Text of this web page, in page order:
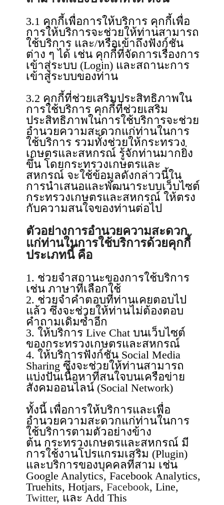
3.1 คุกกี้เพื่อการให้บริการ คุกกี้เพื่อ
การให้บริการจะช่วยให้ท่านสามารถ
ใช้บริการ และ/หรือเข้าถึงฟังก์ชัน
ต่าง ๆ ได้ เช่น คุกกี้ที่จัดการเรื่องการ
เข้าสู่ระบบ (Login) และสถานะการ
เข้าสู่ระบบของท่าน
3.2 คุกกี้ที่ช่วยเสริมประสิทธิภาพใน
การใช้บริการ คุกกี้ที่ช่วยเสริม
ประสิทธิภาพในการใช้บริการจะช่วย
อำนวยความสะดวกแก่ท่านในการ
ใช้บริการ รวมทั้งช่วยให้กระทรวง
เกษตรและสหกรณ์ รู้จักท่านมากยิ่ง
ขึ้น โดยกระทรวงเกษตรและ
สหกรณ์ จะใช้ข้อมูลดังกล่าวนี้ใน
การนำเสนอและพัฒนาระบบเว็บไซต์
กระทรวงเกษตรและสหกรณ์ ให้ตรง
กับความสนใจของท่านต่อไป
ตัวอย่างการอำนวยความสะดวก
แก่ท่านในการใช้บริการด้วยคุกกี้
ประเภทนี้ คือ
1. ช่วยจำสถานะของการใช้บริการ
เช่น ภาษาที่เลือกใช้
2. ช่วยจำคำตอบที่ท่านเคยตอบไป
แล้ว ซึ่งจะช่วยให้ท่านไม่ต้องตอบ
คำถามเดิมซ้ำอีก
3. ให้บริการ Live Chat บนเว็บไซต์
ของกระทรวงเกษตรและสหกรณ์
4. ให้บริการฟังก์ชัน Social Media
Sharing ซึ่งจะช่วยให้ท่านสามารถ
แบ่งปันเนื้อหาที่สนใจบนเครือข่าย
สังคมออนไลน์ (Social Network)
ทั้งนี้ เพื่อการให้บริการและเพื่อ
อำนวยความสะดวกแก่ท่านในการ
ใช้บริการตามตัวอย่างข้าง
ต้น กระทรวงเกษตรและสหกรณ์ มี
การใช้งานโปรแกรมเสริม (Plugin)
และบริการของบุคคลที่สาม เช่น
Google Analytics, Facebook Analytics,
Truehits, Hotjars, Facebook, Line,
Twitter, และ Add This